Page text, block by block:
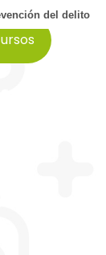
del delito